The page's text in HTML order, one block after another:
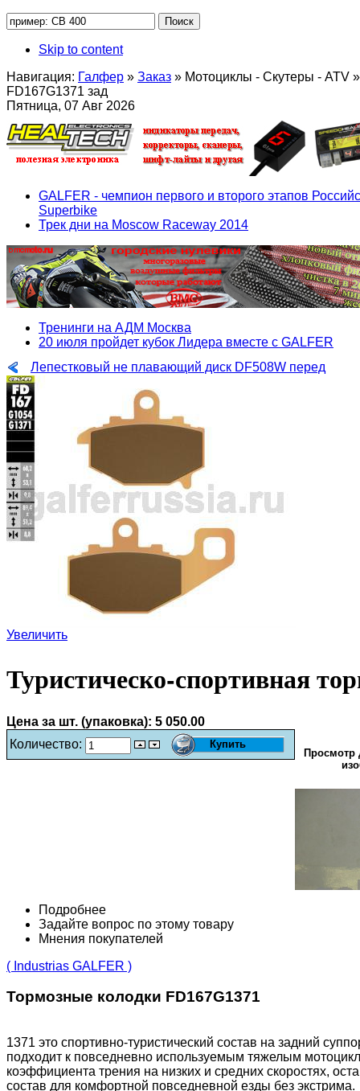
Skip to content
Навигация: Галфер » Заказ » Мотоциклы - Скутеры - ATV »
FD167G1371 зад
Пятница, 07 Авг 2026
GALFER - чемпион первого и второго этапов
Superbike
Трек дни на Moscow Raceway 2014
Тренинги на АДМ Москва
20 июля пройдет кубок Лидера вместе с GALFER
Лепестковый не плавающий диск DF508W перед
Увеличить
Туристическо-спортивная
Цена за шт. (упаковка): 5 050.00
Количество:
Просмотр
Подробнее
Задайте вопрос по этому товару
Мнения покупателей
( Industrias GALFER )
Тормозные колодки FD167G1371
1371 это спортивно-туристический состав на задний
подходит к повседневно используемым тяжелым
коэффициента трения на низких и средних скоростях,
состав для комфортной повседневной езды без экстрима.